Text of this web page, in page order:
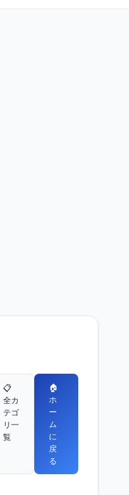
📋
全カ
テゴ
リ一
覧
🏠
ホ
ー
ム
に
戻
る